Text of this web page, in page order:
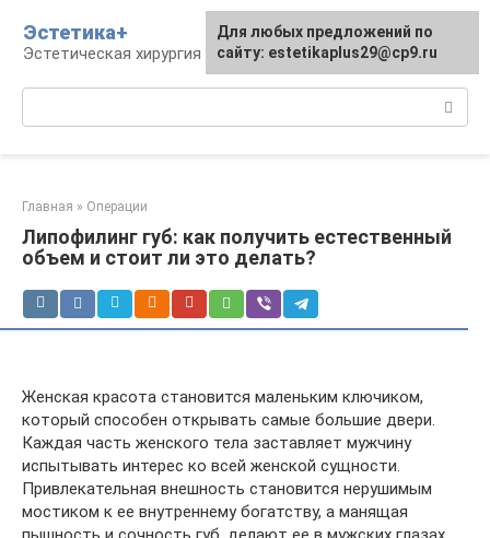
контенту
Эстетика+
Эстетическая хирургия и косметология
Главная » Операции
Липофилинг губ: как получить естественный
объем и стоит ли это делать?
Женская красота становится маленьким ключиком,
который способен открывать самые большие двери.
Каждая часть женского тела заставляет мужчину
испытывать интерес ко всей женской сущности.
Привлекательная внешность становится нерушимым
мостиком к ее внутреннему богатству, а манящая
Для любых предложений по
сайту: estetikaplus29@cp9.ru